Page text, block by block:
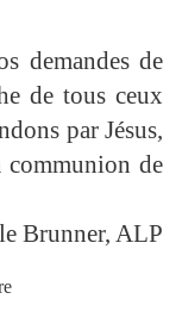
demandes de
de tous ceux
par Jésus,
communion de
Brunner, ALP